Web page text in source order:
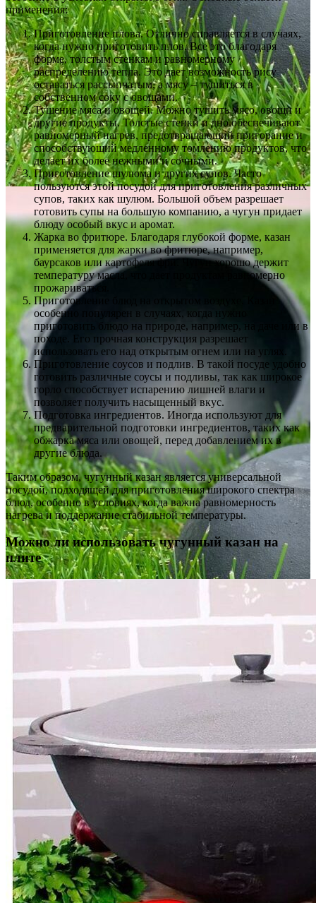
применения:
Приготовление плова. Отлично справляется в случаях,
когда нужно приготовить плов. Все это благодаря
форме, толстым стенкам и равномерному
распределению тепла. Это дает возможность рису
оставаться рассыпчатым, а мясу – тушиться в
собственном соку с овощами.
Тушение мяса и овощей. Можно тушить мясо, овощи и
другие продукты. Толстые стенки и дно обеспечивают
равномерный нагрев, предотвращающий пригорание и
способствующий медленному томлению продуктов, что
делает их более нежными и сочными.
Приготовление шулюма и других супов. Часто
пользуются этой посудой для приготовления различных
супов, таких как шулюм. Большой объем разрешает
готовить супы на большую компанию, а чугун придает
блюду особый вкус и аромат.
Жарка во фритюре. Благодаря глубокой форме, казан
применяется для жарки во фритюре, например,
баурсаков или картофеля фри. Чугун хорошо держит
температуру масла, что дает продуктам равномерно
прожариваться.
Приготовление блюд на открытом воздухе. Казан
особенно популярен в случаях, когда нужно
приготовить блюдо на природе, например, на даче или в
походе. Его прочная конструкция разрешает
использовать его над открытым огнем или на углях.
Приготовление соусов и подлив. В такой посуде удобно
готовить различные соусы и подливы, так как широкое
горло способствует испарению лишней влаги и
позволяет получить насыщенный вкус.
Подготовка ингредиентов. Иногда используют для
предварительной подготовки ингредиентов, таких как
обжарка мяса или овощей, перед добавлением их в
другие блюда.
Таким образом, чугунный казан является универсальной
посудой, подходящей для приготовления широкого спектра
блюд, особенно в условиях, когда важна равномерность
нагрева и поддержание стабильной температуры.
Можно ли использовать чугунный казан на
плите